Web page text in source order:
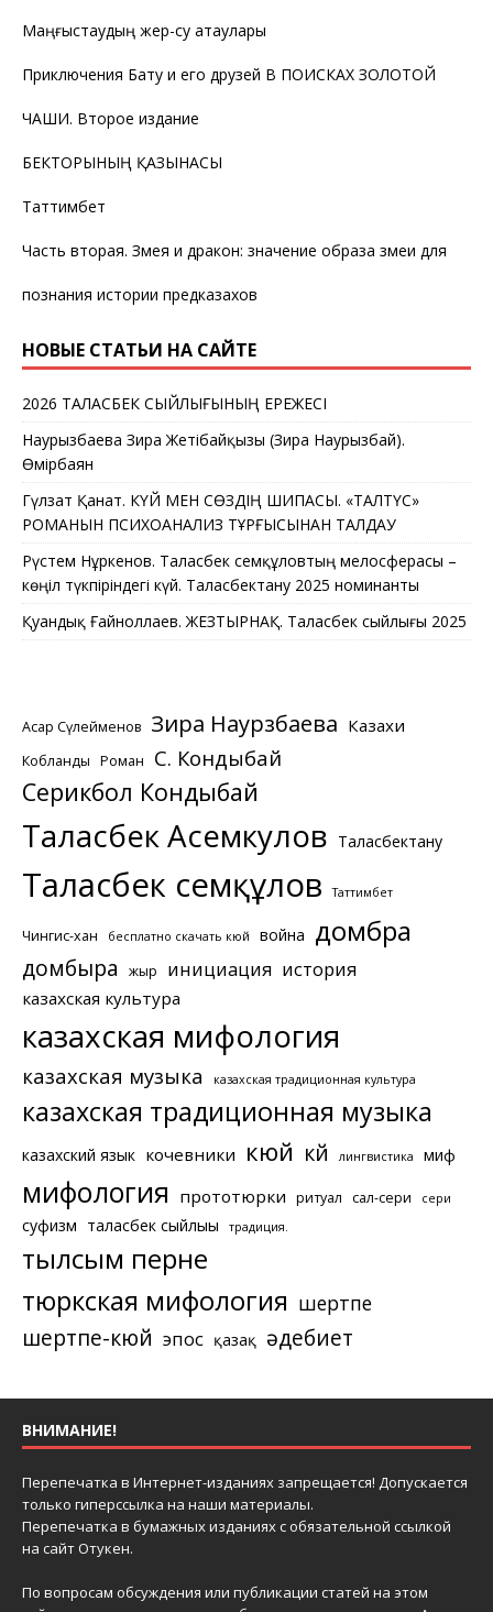
Маңғыстаудың жер-су атаулары
Приключения Бату и его друзей В ПОИСКАХ ЗОЛОТОЙ
ЧАШИ. Второе издание
БЕКТОРЫНЫҢ ҚАЗЫНАСЫ
Таттимбет
Часть вторая. Змея и дракон: значение образа змеи для
познания истории предказахов
НОВЫЕ СТАТЬИ НА САЙТЕ
2026 ТАЛАСБЕК СЫЙЛЫҒЫНЫҢ ЕРЕЖЕСІ
Наурызбаева Зира Жетібайқызы (Зира Наурызбай).
Өмірбаян
Гүлзат Қанат. КҮЙ МЕН СӨЗДІҢ ШИПАСЫ. «ТАЛТҮС»
РОМАНЫН ПСИХОАНАЛИЗ ТҰРҒЫСЫНАН ТАЛДАУ
Рүстем Нұркенов. Таласбек Әсемқұловтың мелосферасы –
көңіл түкпіріндегі күй. Таласбектану 2025 номинанты
Қуандық Ғайноллаев. ЖЕЗТЫРНАҚ. Таласбек сыйлығы 2025
Асқар Сүлейменов Зира Наурзбаева Казахи
Кобланды Роман С. Кондыбай
Серикбол Кондыбай
Таласбек Асемкулов Таласбектану
Таласбек Әсемқұлов Таттимбет
Чингис-хан бесплатно скачать кюй война домбра
домбыра жыр инициация история
казахская культура
казахская мифология
казахская музыка казахская традиционная культура
казахская традиционная музыка
казахский язык кочевники кюй күй лингвистика миф
мифология прототюрки ритуал сал-сери сери
суфизм таласбек сыйлығы традиция.
тылсым перне
тюркская мифология шертпе
шертпе-кюй эпос қазақ әдебиет
ВНИМАНИЕ!
Перепечатка в Интернет-изданиях запрещается! Допускается
только гиперссылка на наши материалы.
Перепечатка в бумажных изданиях с обязательной ссылкой
на сайт Отукен.
По вопросам обсуждения или публикации статей на этом